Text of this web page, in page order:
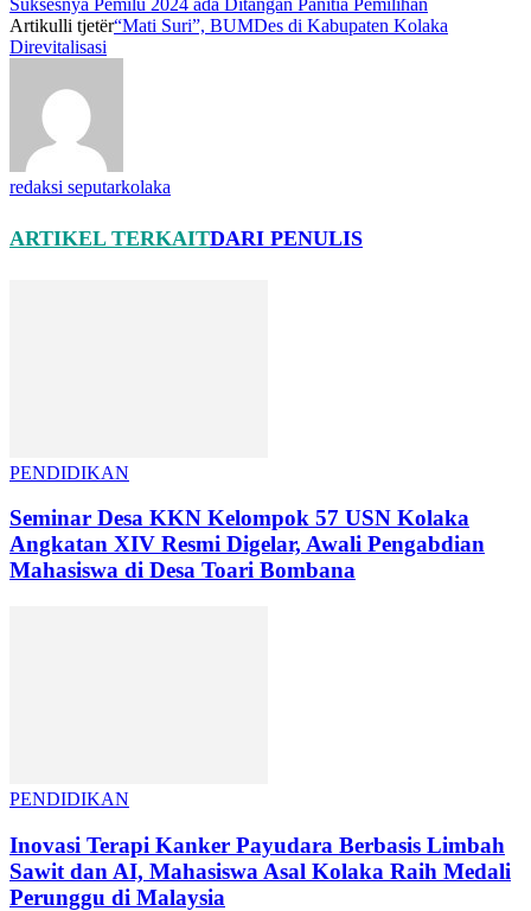
Artikulli tjetër“Mati Suri”, BUMDes di Kabupaten Kolaka
Direvitalisasi
redaksi seputarkolaka
ARTIKEL TERKAITDARI PENULIS
PENDIDIKAN
Seminar Desa KKN Kelompok 57 USN Kolaka
Angkatan XIV Resmi Digelar, Awali Pengabdian
Mahasiswa di Desa Toari Bombana
PENDIDIKAN
Inovasi Terapi Kanker Payudara Berbasis Limbah
Sawit dan AI, Mahasiswa Asal Kolaka Raih Medali
Perunggu di Malaysia